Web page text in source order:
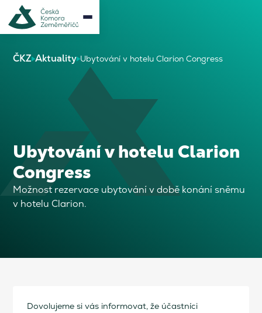
ČKZ Aktuality Ubytování v hotelu Clarion Congress
Ubytování v hotelu Clarion
Congress
Možnost rezervace ubytování v době konání sněmu
v hotelu Clarion.
Dovolujeme si vás informovat, že účastníci